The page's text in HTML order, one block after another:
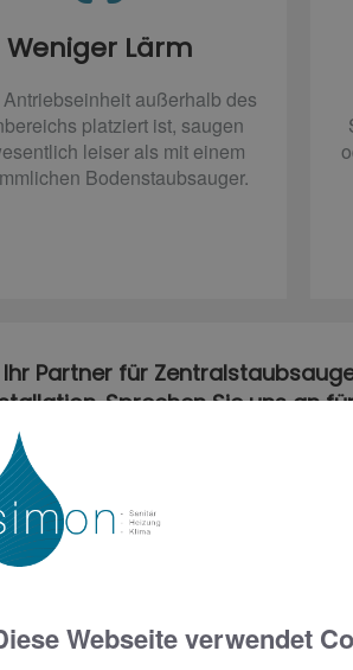
Weniger Lärm
außerhalb des
platziert ist, saugen
leiser als mit einem
Bodenstaubsauger.
Partner für
Sprechen Sie uns an
Webseite verwendet